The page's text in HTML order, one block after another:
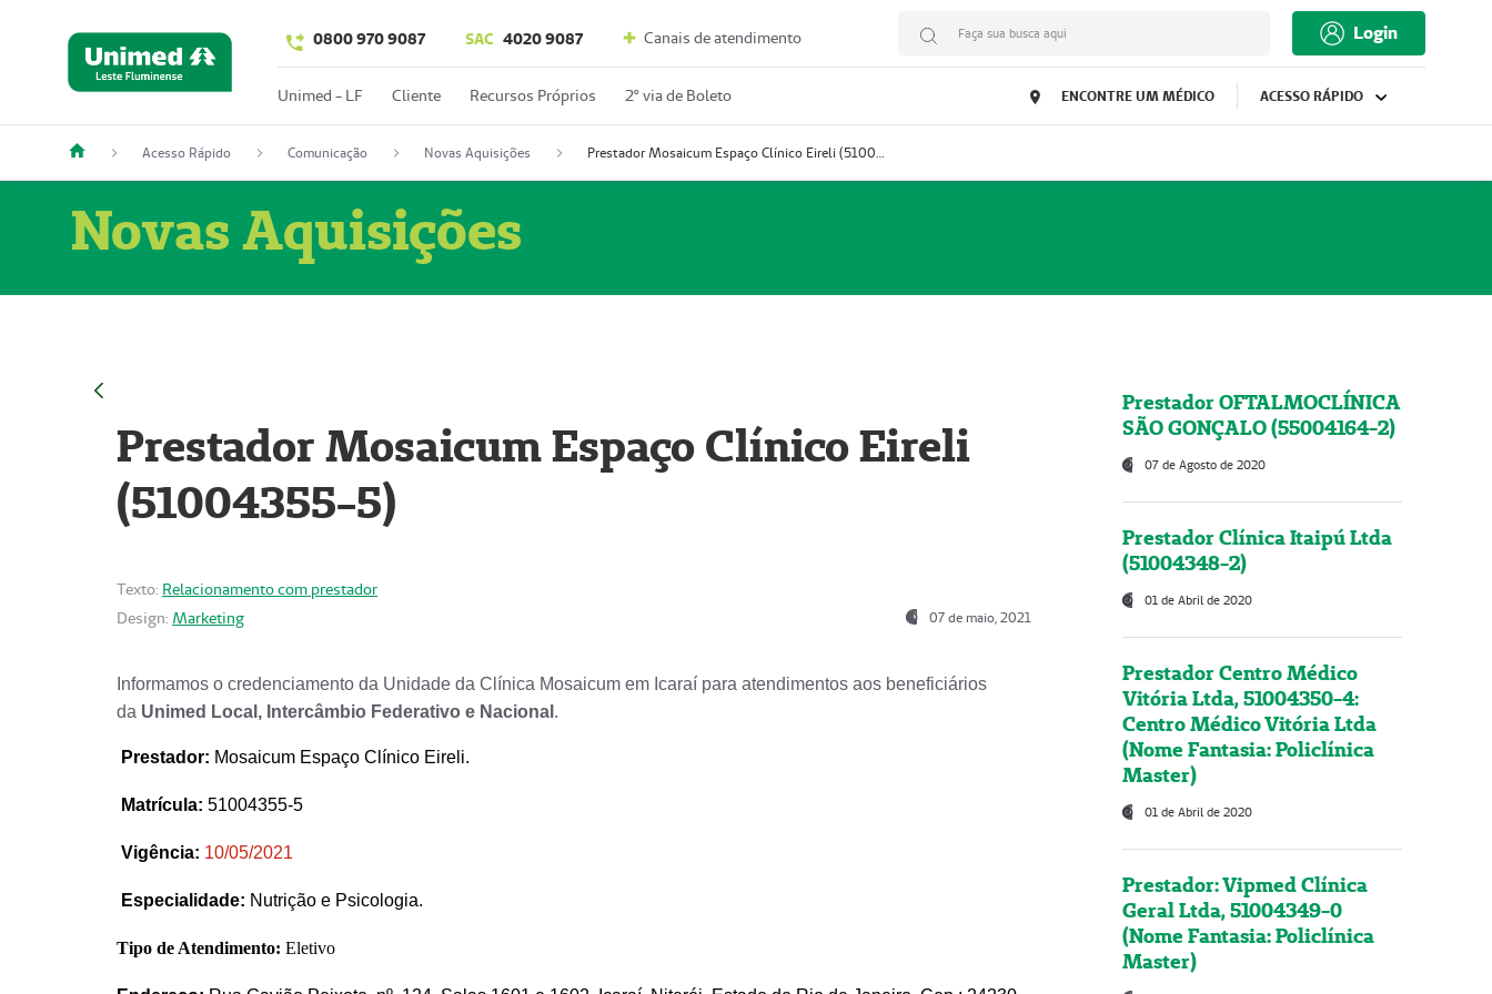
0800 970 9087 SAC 4020 9087 Canais de atendimento Faça sua busca aqui Login
Unimed - LF Cliente Recursos Próprios 2º via de Boleto ENCONTRE UM MÉDICO ACESSO RÁPIDO
Acesso Rápido Comunicação Novas Aquisições Prestador Mosaicum Espaço Clínico Eireli (51004355-5)
Novas Aquisições
Prestador Mosaicum Espaço Clínico Eireli
(51004355-5)
Texto: Relacionamento com prestador
Design: Marketing 07 de maio, 2021
Informamos o credenciamento da Unidade da Clínica Mosaicum em Icaraí para atendimentos aos beneficiários
da Unimed Local, Intercâmbio Federativo e Nacional .
Prestador: Mosaicum Espaço Clínico Eireli.
Matrícula: 51004355-5
Vigência: 10/05/2021
Especialidade: Nutrição e Psicologia.
Tipo de Atendimento: Eletivo
Prestador OFTALMOCLÍNICA
SÃO GONÇALO (55004164-2)
07 de Agosto de 2020
Prestador Clínica Itaipú Ltda
(51004348-2)
01 de Abril de 2020
Prestador Centro Médico
Vitória Ltda, 51004350-4:
Centro Médico Vitória Ltda
(Nome Fantasia: Policlínica
Master)
01 de Abril de 2020
Prestador: Vipmed Clínica
Geral Ltda, 51004349-0
(Nome Fantasia: Policlínica
Master)